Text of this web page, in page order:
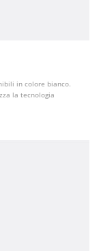
in colore bianco.
la tecnologia